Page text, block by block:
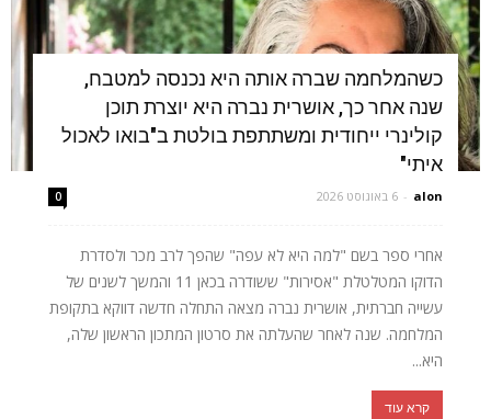
כשהמלחמה שברה אותה היא נכנסה למטבח,
שנה אחר כך, אושרית נברה היא יוצרת תוכן
קולינרי ייחודית ומשתתפת בולטת ב"בואו לאכול
איתי"
alon
- 6 באוגוסט 2026 0
אחרי ספר בשם "למה היא לא עפה" שהפך לרב מכר ולסדרת
הדוקו המטלטלת "אסירות" ששודרה בכאן 11 והמשך לשנים של
עשייה חברתית, אושרית נברה מצאה התחלה חדשה דווקא בתקופת
המלחמה. שנה לאחר שהעלתה את סרטון המתכון הראשון שלה,
היא...
קרא עוד